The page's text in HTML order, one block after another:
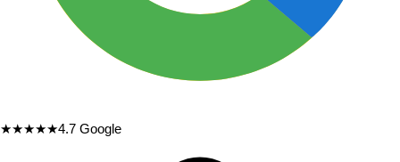
★★★★★4.7 Google